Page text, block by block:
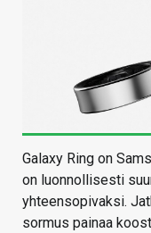
Galaxy Ring on
on luonnollisesti
yhteensopivaksi.
sormus painaa